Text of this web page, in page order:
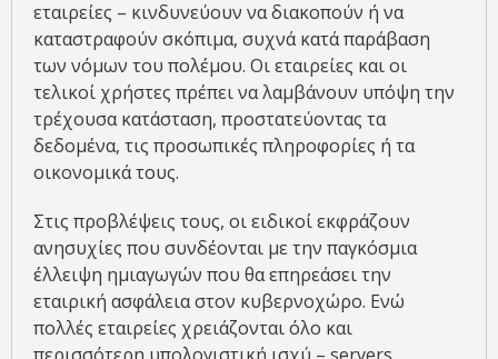
εταιρείες – κινδυνεύουν να διακοπούν ή να
καταστραφούν σκόπιμα, συχνά κατά παράβαση
των νόμων του πολέμου. Οι εταιρείες και οι
τελικοί χρήστες πρέπει να λαμβάνουν υπόψη την
τρέχουσα κατάσταση, προστατεύοντας τα
δεδομένα, τις προσωπικές πληροφορίες ή τα
οικονομικά τους.
Στις προβλέψεις τους, οι ειδικοί εκφράζουν
ανησυχίες που συνδέονται με την παγκόσμια
έλλειψη ημιαγωγών που θα επηρεάσει την
εταιρική ασφάλεια στον κυβερνοχώρο. Ενώ
πολλές εταιρείες χρειάζονται όλο και